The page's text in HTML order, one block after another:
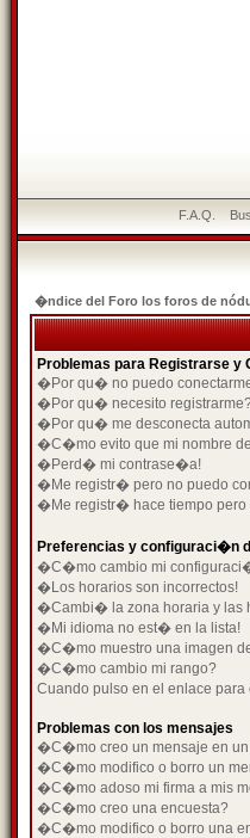
F.A.Q.
�ndice del Foro los foros de
Problemas para Registrarse y
�Por qu� no puedo
�Por qu� necesito
�Por qu� me desconecta
�C�mo evito que mi nombre
�Perd� mi contrase�a!
�Me registr� pero no puedo
�Me registr� hace tiempo pero
Preferencias y configuraci�n
�C�mo cambio mi
�Los horarios son incorrectos!
�Cambi� la zona horaria y las
�Mi idioma no est� en la lista!
�C�mo muestro una imagen
�C�mo cambio mi rango?
Cuando pulso en el enlace
Problemas con los mensajes
�C�mo creo un mensaje en un
�C�mo modifico o borro un
�C�mo adoso mi firma a mis
�C�mo creo una encuesta?
�C�mo modifico o borro una